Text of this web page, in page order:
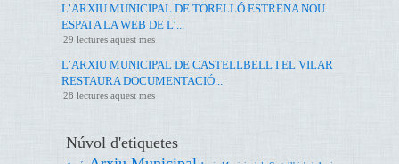
L’ARXIU MUNICIPAL DE TORELLÓ ESTRENA NOU
ESPAI A LA WEB DE L’...
29 lectures aquest mes
L’ARXIU MUNICIPAL DE CASTELLBELL I EL VILAR
RESTAURA DOCUMENTACIÓ...
28 lectures aquest mes
Núvol d'etiquetes